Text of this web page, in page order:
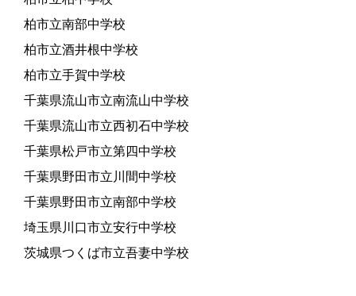
柏市立南部中学校
柏市立酒井根中学校
柏市立手賀中学校
千葉県流山市立南流山中学校
千葉県流山市立西初石中学校
千葉県松戸市立第四中学校
千葉県野田市立川間中学校
千葉県野田市立南部中学校
埼玉県川口市立安行中学校
茨城県つくば市立吾妻中学校